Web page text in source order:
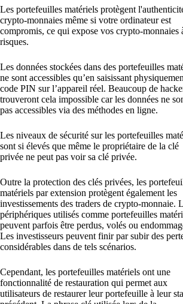
Les portefeuilles matériels protègent
crypto-monnaies même si votre ordinateur est
compromis, ce qui expose vos crypto-monnaies
risques.
Les données stockées dans des portefeuilles
ne sont accessibles qu’en saisissant
code PIN sur l’appareil réel. Beaucoup de
trouveront cela impossible car les données ne
pas accessibles via des méthodes en ligne.
Les niveaux de sécurité sur les portefeuilles
sont si élevés que même le propriétaire de la clé
privée ne peut pas voir sa clé privée.
Outre la protection des clés privées, les
matériels par extension protègent également les
investissements des traders de crypto-monnaie.
périphériques utilisés comme portefeuilles
peuvent parfois être perdus, volés ou
Les investisseurs peuvent finir par subir des
considérables dans de tels scénarios.
Cependant, les portefeuilles matériels ont une
fonctionnalité de restauration qui permet aux
utilisateurs de restaurer leur portefeuille à leur